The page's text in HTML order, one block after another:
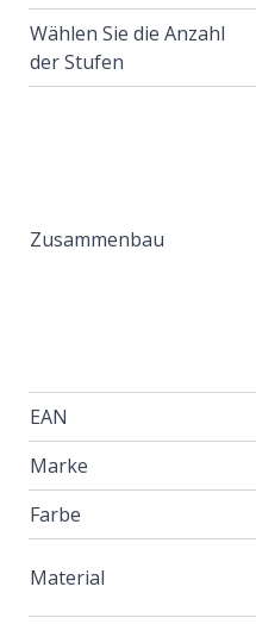
Wählen Sie die Anzahl
der Stufen
Zusammenbau
EAN
Marke
Farbe
Material